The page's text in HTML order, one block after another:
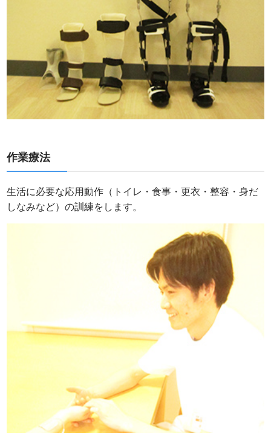
作業療法
生活に必要な応用動作（トイレ・食事・更衣・整容・身だ
しなみなど）の訓練をします。